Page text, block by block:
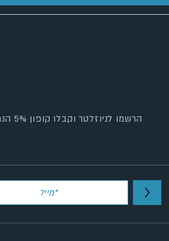
הרשמו לניוזלטר וקבלו קופון 5% הנחה!
>